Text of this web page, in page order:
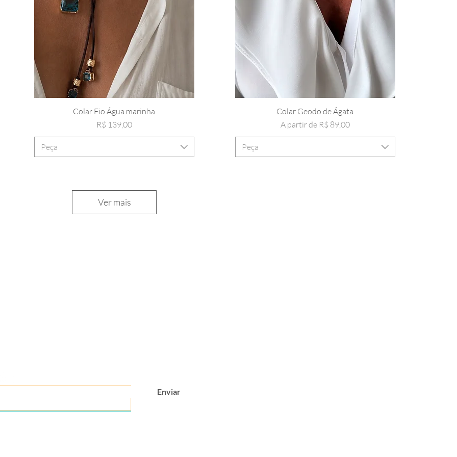
Colar Fio Água marinha
Preço
R$ 139,00
Peça
Colar Geodo de Ágata
A partir de R$ 89,00
Preço promocional
Peça
Ver mais
Enviar